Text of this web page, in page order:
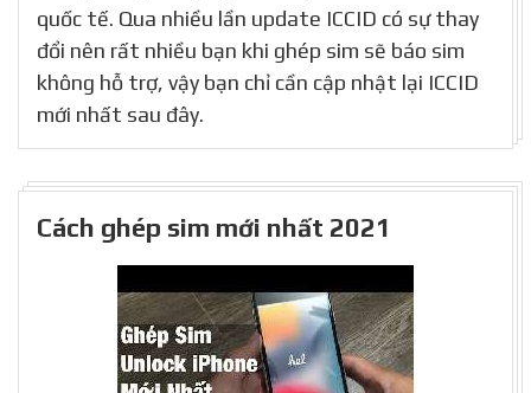
quốc tế. Qua nhiều lần update ICCID có sự thay
đổi nên rất nhiều bạn khi ghép sim sẽ báo sim
không hỗ trợ, vậy bạn chỉ cần cập nhật lại ICCID
mới nhất sau đây.
Cách ghép sim mới nhất 2021